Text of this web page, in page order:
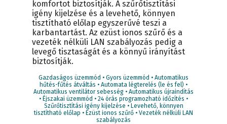
komfortot biztosítják. A szűrőtisztítási
igény kijelzése és a levehető, könnyen
tisztítható előlap egyszerűvé teszi a
karbantartást. Az ezüst ionos szűrő és a
vezeték nélküli LAN szabályozás pedig a
levegő tisztaságát és a könnyű irányítást
biztosítják.
Gazdaságos üzemmód • Gyors üzemmód • Automatikus
hűtés-fűtés átváltás • Automata légterelés (le és fel) •
Automatikus ventilátor sebesség • Automatikus újraindítás
• Éjszakai üzemmód • 24 órás programozható időzítés •
Szűrőtisztítási igény kijelzése • Levehető, könnyen
tisztítható előlap • Ezüst ionos szűrő • Vezeték nélküli LAN
szabályozás